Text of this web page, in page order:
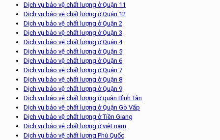
Dịch vụ bảo vệ chất lượng ở Quận 11
Dịch vụ bảo vệ chất lượng ở Quận 12
Dịch vụ bảo vệ chất lượng ở Quận 2
Dịch vụ bảo vệ chất lượng ở Quận 3
Dịch vụ bảo vệ chất lượng ở Quận 4
Dịch vụ bảo vệ chất lượng ở Quận 5
Dịch vụ bảo vệ chất lượng ở Quận 6
Dịch vụ bảo vệ chất lượng ở Quận 7
Dịch vụ bảo vệ chất lượng ở Quận 8
Dịch vụ bảo vệ chất lượng ở Quận 9
Dịch vụ bảo vệ chất lượng ở quận Bình Tân
Dịch vụ bảo vệ chất lượng ở Quận Gò Vấp
Dịch vụ bảo vệ chất lượng ở Tiền Giang
Dịch vụ bảo vệ chất lượng ở việt nam
Dịch vụ bảo vệ chất lượng Phú Quốc